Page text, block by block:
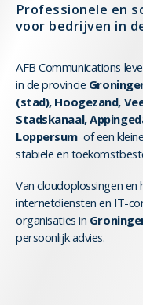
Professionele en
voor bedrijven in
AFB Communications
in de provincie
(stad), Hoogezand,
Stadskanaal,
Loppersum of een
stabiele en
Van cloudoplossingen
internetdiensten en IT-
organisaties in
persoonlijk advies.